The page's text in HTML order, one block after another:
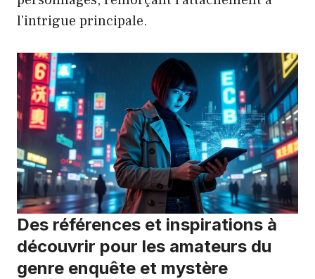
l’intrigue principale.
Des références et inspirations à
découvrir pour les amateurs du
genre enquête et mystère